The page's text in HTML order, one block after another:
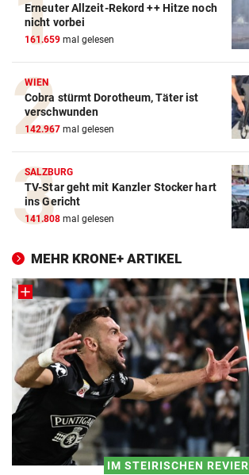
Erneuter Allzeit-Rekord ++ Hitze noch
nicht vorbei
161.659 mal gelesen
WIEN
Cobra stürmt Dorotheum, Täter ist
verschwunden
142.967 mal gelesen
SALZBURG
TV-Star geht mit Kanzler Stocker hart
ins Gericht
141.808 mal gelesen
MEHR KRONE+ ARTIKEL
IM STEIRISCHEN REVIER